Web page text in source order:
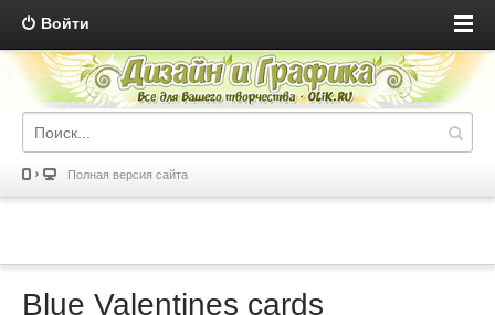
Войти
Полная версия сайта
Blue Valentines cards